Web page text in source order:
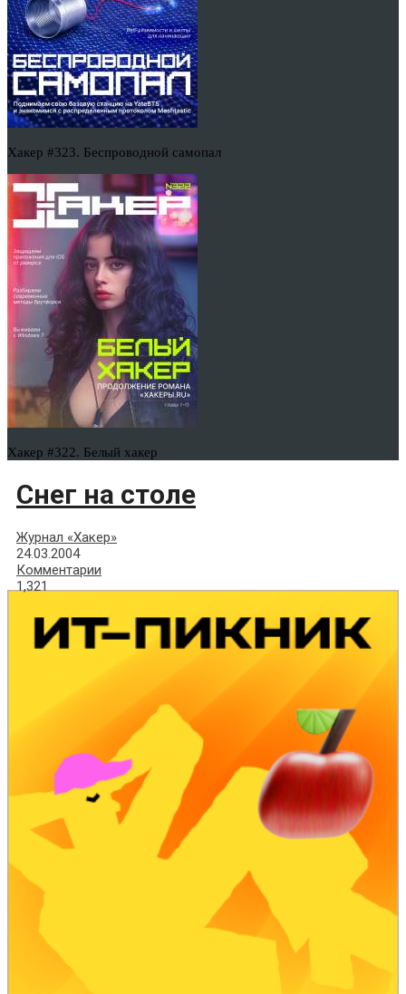
Хакер #323. Беспроводной самопал
Хакер #322. Белый хакер
Снег на столе
Журнал «Хакер»
24.03.2004
Комментарии
1,321